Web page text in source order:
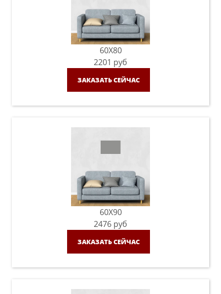
60X80
2201 руб
ЗАКАЗАТЬ СЕЙЧАС
60X90
2476 руб
ЗАКАЗАТЬ СЕЙЧАС